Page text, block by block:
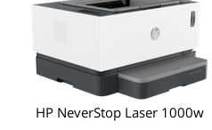
HP NeverStop Laser 1000w